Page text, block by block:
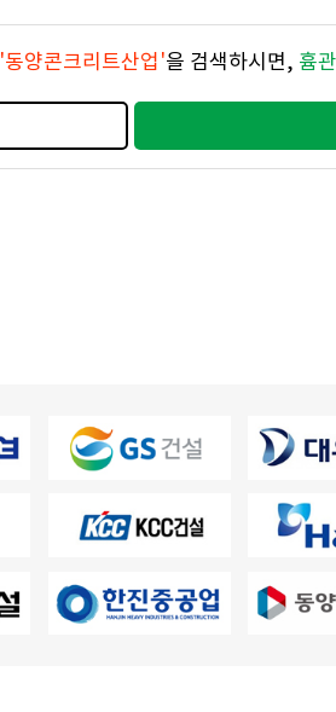
'동양콘크리트산업'을 검색하시면, 흄